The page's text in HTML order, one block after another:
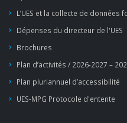
L’UES et la collecte de données
Dépenses du directeur de l'UES
Brochures
Plan d’activités / 2026-2027 –
Plan pluriannuel d’accessibilité
UES-MPG Protocole d'entente